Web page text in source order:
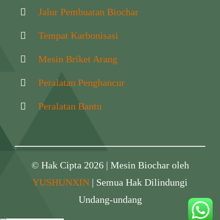
Jalur Pembuatan Biochar
Tempat Karbonisasi
Mesin Briket Arang
Peralatan Penghancur
Peralatan Bantu
© Hak Cipta 2026 | Mesin Biochar oleh
YUSHUNXIN | Semua Hak Dilindungi
Undang-undang